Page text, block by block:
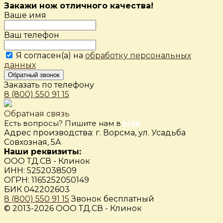
Закажи нож отличного качества!
Ваше имя
Ваш телефон
Я согласен(а) на обработку персональных
данных
Обратный звонок
Заказать по телефону
8 (800) 550 91 15
Обратная связь
Есть вопросы? Пишите нам в MAX
Адрес производства: г. Ворсма, ул. Усадьба
Совхозная, 5А
Наши реквизиты:
ООО ТД.СВ - Клинок
ИНН: 5252038509
ОГРН: 1165252050149
БИК 042202603
8 (800) 550 91 15 Звонок бесплатный
© 2013-2026 ООО ТД.СВ - Клинок